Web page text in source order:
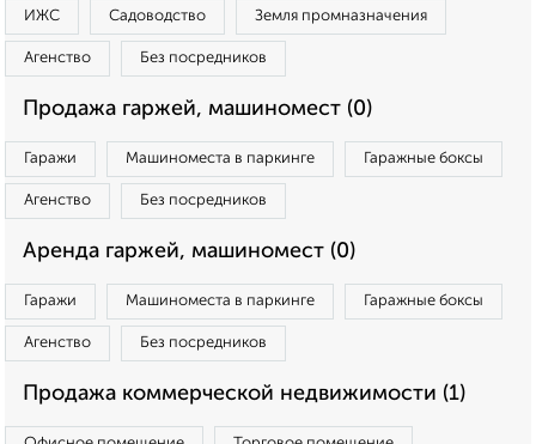
ИЖС Садоводство Земля промназначения
Агенство Без посредников
Продажа гаржей, машиномест (0)
Гаражи Машиноместа в паркинге Гаражные боксы
Агенство Без посредников
Аренда гаржей, машиномест (0)
Гаражи Машиноместа в паркинге Гаражные боксы
Агенство Без посредников
Продажа коммерческой недвижимости (1)